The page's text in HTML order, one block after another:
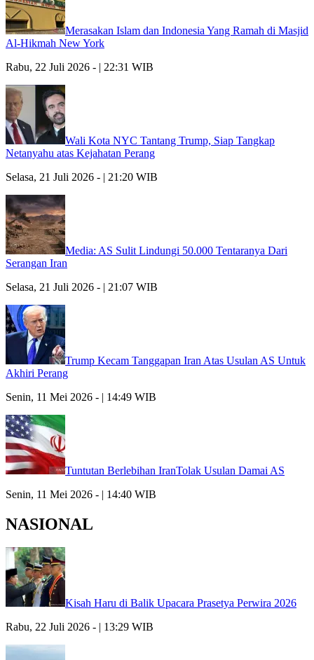
Merasakan Islam dan Indonesia Yang Ramah di Masjid
Al-Hikmah New York
Rabu, 22 Juli 2026 - | 22:31 WIB
Wali Kota NYC Tantang Trump, Siap Tangkap
Netanyahu atas Kejahatan Perang
Selasa, 21 Juli 2026 - | 21:20 WIB
Media: AS Sulit Lindungi 50.000 Tentaranya Dari
Serangan Iran
Selasa, 21 Juli 2026 - | 21:07 WIB
Trump Kecam Tanggapan Iran Atas Usulan AS Untuk
Akhiri Perang
Senin, 11 Mei 2026 - | 14:49 WIB
Tuntutan Berlebihan IranTolak Usulan Damai AS
Senin, 11 Mei 2026 - | 14:40 WIB
NASIONAL
Kisah Haru di Balik Upacara Prasetya Perwira 2026
Rabu, 22 Juli 2026 - | 13:29 WIB